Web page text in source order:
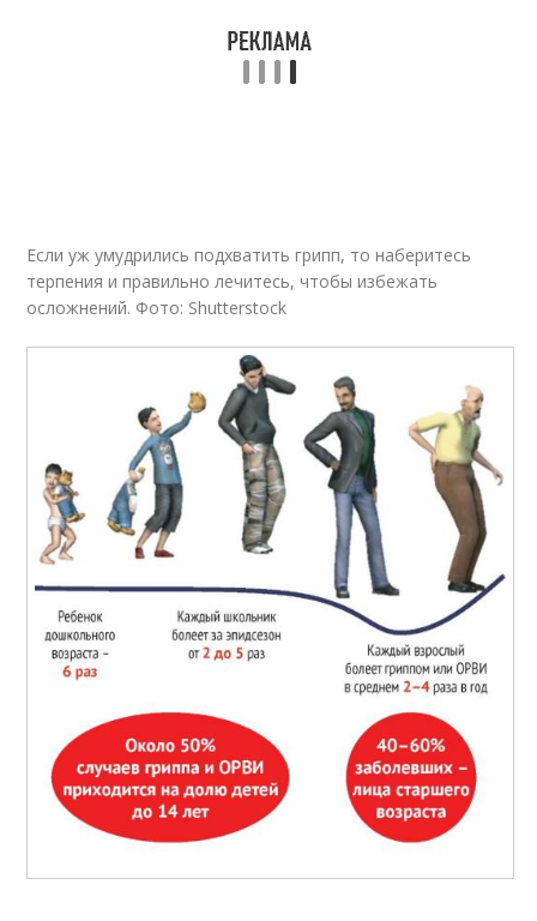
Если уж умудрились подхватить грипп, то наберитесь
терпения и правильно лечитесь, чтобы избежать
осложнений. Фото: Shutterstock